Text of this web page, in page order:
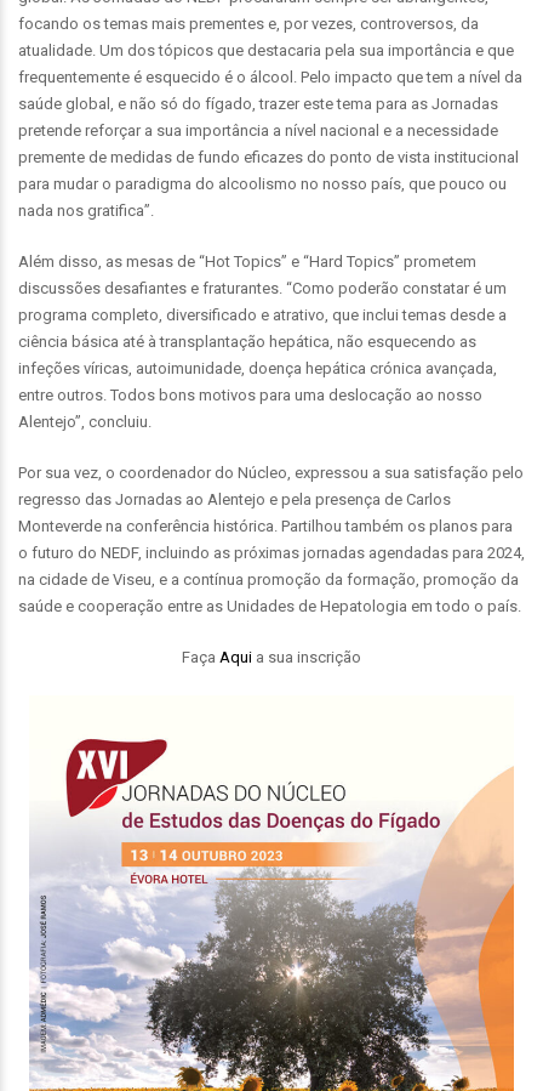
focando os temas mais prementes e, por vezes, controversos, da
atualidade. Um dos tópicos que destacaria pela sua importância e que
frequentemente é esquecido é o álcool. Pelo impacto que tem a nível da
saúde global, e não só do fígado, trazer este tema para as Jornadas
pretende reforçar a sua importância a nível nacional e a necessidade
premente de medidas de fundo eficazes do ponto de vista institucional
para mudar o paradigma do alcoolismo no nosso país, que pouco ou
nada nos gratifica”.
Além disso, as mesas de “Hot Topics” e “Hard Topics” prometem
discussões desafiantes e fraturantes. “Como poderão constatar é um
programa completo, diversificado e atrativo, que inclui temas desde a
ciência básica até à transplantação hepática, não esquecendo as
infeções víricas, autoimunidade, doença hepática crónica avançada,
entre outros. Todos bons motivos para uma deslocação ao nosso
Alentejo”, concluiu.
Por sua vez, o coordenador do Núcleo, expressou a sua satisfação pelo
regresso das Jornadas ao Alentejo e pela presença de Carlos
Monteverde na conferência histórica. Partilhou também os planos para
o futuro do NEDF, incluindo as próximas jornadas agendadas para 2024,
na cidade de Viseu, e a contínua promoção da formação, promoção da
saúde e cooperação entre as Unidades de Hepatologia em todo o país.
Faça Aqui a sua inscrição